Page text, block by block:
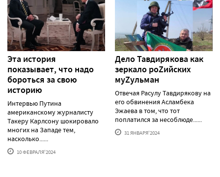
Эта история
показывает, что надо
бороться за свою
историю
Интервью Путина
американскому журналисту
Такеру Карлсону шокировало
многих на Западе тем,
насколько......
10 ФЕВРАЛЯ'2024
Дело Тавдирякова как
зеркало роZийских
муZульман
Отвечая Расулу Тавдирякову на
его обвинения Асламбека
Эжаева в том, что тот
поплатился за несоблюде......
31 ЯНВАРЯ'2024